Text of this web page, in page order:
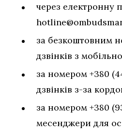
через електронну
за безкоштовним
дзвінків з
за номером +380
дзвінків з-за
за номером +380
месенджери для